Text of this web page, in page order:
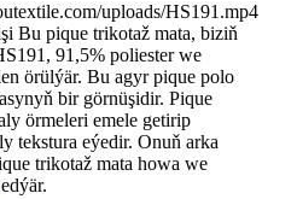
uploads/HS191.mp4
Bu pique trikotaž mata, biziň
91,5% poliester we
örülýär. Bu agyr pique polo
bir görnüşidir. Pique
örmeleri emele getirip
tekstura eýedir. Onuň arka
trikotaž mata howa we